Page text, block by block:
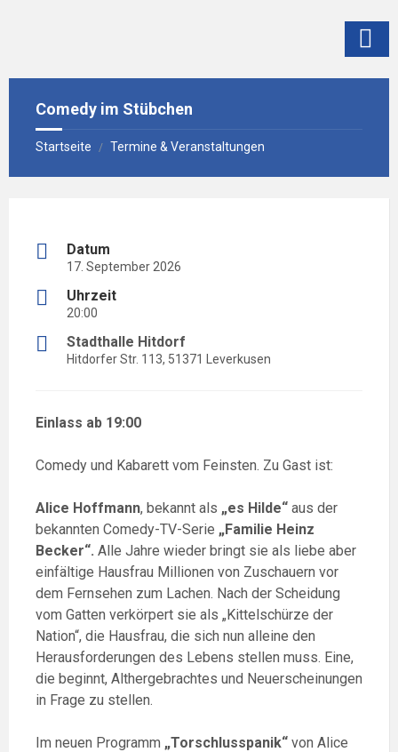
sidebar
Comedy im Stübchen
Startseite / Termine & Veranstaltungen
Datum
17. September 2026
Uhrzeit
20:00
Stadthalle Hitdorf
Hitdorfer Str. 113, 51371 Leverkusen
Einlass ab 19:00
Comedy und Kabarett vom Feinsten. Zu Gast ist:
Alice Hoffmann, bekannt als „es Hilde“ aus der
bekannten Comedy-TV-Serie „Familie Heinz
Becker“. Alle Jahre wieder bringt sie als liebe aber
einfältige Hausfrau Millionen von Zuschauern vor
dem Fernsehen zum Lachen. Nach der Scheidung
vom Gatten verkörpert sie als „Kittelschürze der
Nation“, die Hausfrau, die sich nun alleine den
Herausforderungen des Lebens stellen muss. Eine,
die beginnt, Althergebrachtes und Neuerscheinungen
in Frage zu stellen.
Im neuen Programm „Torschlusspanik“ von Alice